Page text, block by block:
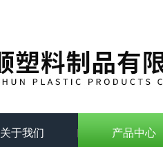
关于我们 产品中心